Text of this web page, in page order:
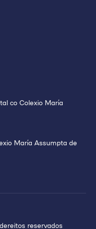
co Colexio María
María Assumpta de
reservados